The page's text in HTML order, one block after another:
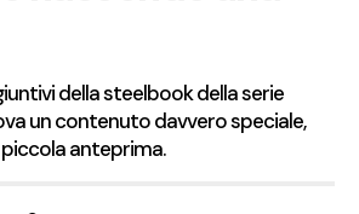
della steelbook della serie
un contenuto davvero speciale,
anteprima.